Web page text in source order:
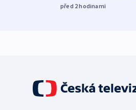
před 2hodinami